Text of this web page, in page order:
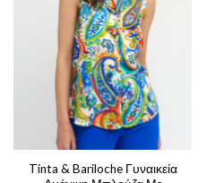
Tinta & Bariloche Γυναικεία